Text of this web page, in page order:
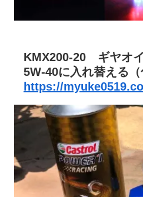
KMX200-20 ギヤオ
5W-40に入れ替える
https://